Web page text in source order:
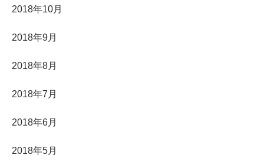
2018年10月
2018年9月
2018年8月
2018年7月
2018年6月
2018年5月